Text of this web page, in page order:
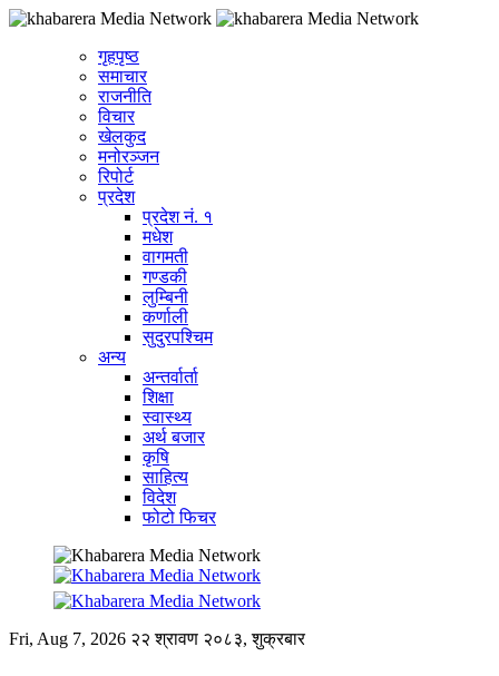
गृहपृष्ठ
समाचार
राजनीति
विचार
खेलकुद
मनोरञ्जन
रिपोर्ट
प्रदेश
प्रदेश नं. १
मधेश
वागमती
गण्डकी
लुम्बिनी
कर्णाली
सुदुरपश्चिम
अन्य
अन्तर्वार्ता
शिक्षा
स्वास्थ्य
अर्थ बजार
कृषि
साहित्य
विदेश
फोटो फिचर
Fri, Aug 7, 2026 २२ श्रावण २०८३, शुक्रबार